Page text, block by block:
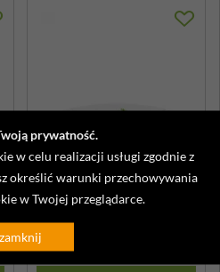
prywatność.
w celu realizacji usługi zgodnie z
określić warunki przechowywania
w Twojej przeglądarce.
zamknij
Talerz deserowy Rosendahl
Grand Cru 19 cm